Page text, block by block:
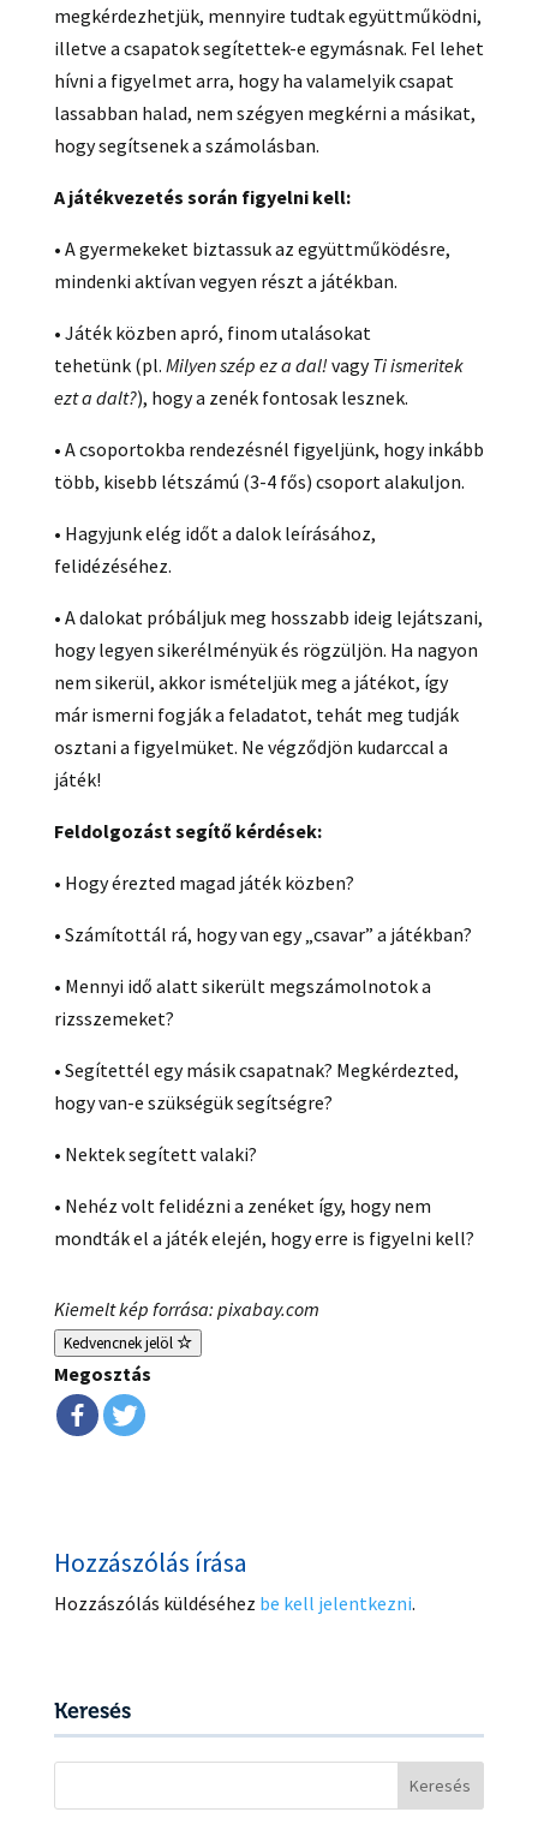
megkérdezhetjük, mennyire tudtak együttműködni,
illetve a csapatok segítettek-e egymásnak. Fel lehet
hívni a figyelmet arra, hogy ha valamelyik csapat
lassabban halad, nem szégyen megkérni a másikat,
hogy segítsenek a számolásban.
A játékvezetés során figyelni kell:
• A gyermekeket biztassuk az együttműködésre,
mindenki aktívan vegyen részt a játékban.
• Játék közben apró, finom utalásokat
tehetünk (pl. Milyen szép ez a dal! vagyTi ismeritek
ezt a dalt?), hogy a zenék fontosak lesznek.
• A csoportokba rendezésnél figyeljünk, hogy inkább
több, kisebb létszámú (3-4 fős) csoport alakuljon.
• Hagyjunk elég időt a dalok leírásához,
felidézéséhez.
• A dalokat próbáljuk meg hosszabb ideig lejátszani,
hogy legyen sikerélményük és rögzüljön. Ha nagyon
nem sikerül, akkor ismételjük meg a játékot, így
már ismerni fogják a feladatot, tehát meg tudják
osztani a figyelmüket. Ne végződjön kudarccal a
játék!
Feldolgozást segítő kérdések:
• Hogy érezted magad játék közben?
• Számítottál rá, hogy van egy „csavar” a játékban?
• Mennyi idő alatt sikerült megszámolnotok a
rizsszemeket?
• Segítettél egy másik csapatnak? Megkérdezted,
hogy van-e szükségük segítségre?
• Nektek segített valaki?
• Nehéz volt felidézni a zenéket így, hogy nem
mondták el a játék elején, hogy erre is figyelni kell?
Kiemelt kép forrása: pixabay.com
Kedvencnek jelöl
Megosztás
Hozzászólás írása
Hozzászólás küldéséhez be kell jelentkezni.
Keresés